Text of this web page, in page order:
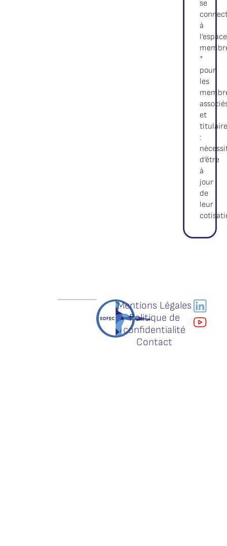
se
à
l’espace
*
pour
les
et
:
d’être
à
jour
de
leur
Mentions Légales
Politique de
confidentialité
Contact